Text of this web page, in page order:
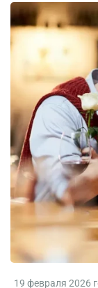
19 февраля 2026